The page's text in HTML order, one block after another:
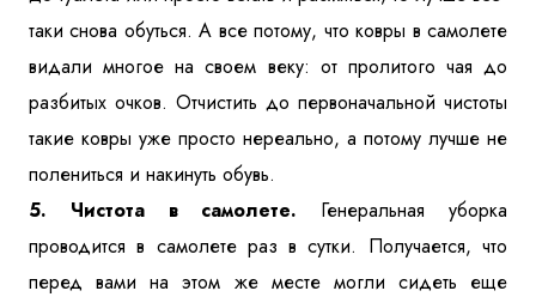
таки снова обуться. А все потому, что ковры в самолете
видали многое на своем веку: от пролитого чая до
разбитых очков. Отчистить до первоначальной чистоты
такие ковры уже просто нереально, а потому лучше не
полениться и накинуть обувь.
5. Чистота в самолете. Генеральная уборка
проводится в самолете раз в сутки. Получается, что
перед вами на этом же месте могли сидеть еще